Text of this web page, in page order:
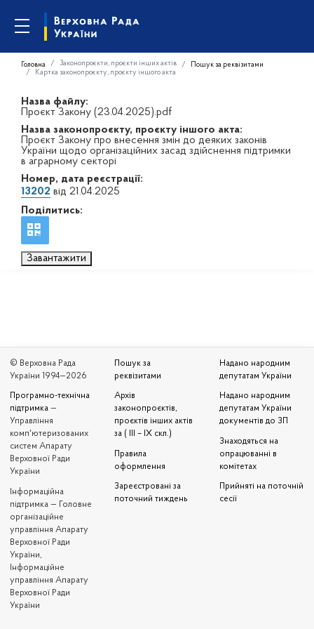
Головна Законопроєкти, проєкти інших актів
Пошук за реквізитами
Картка законопроєкту, проєкту іншого акта
Назва файлу:
Проєкт Закону (23.04.2025).pdf
Назва законопроєкту, проєкту іншого акта:
Проєкт Закону про внесення змін до деяких законів
України щодо організаційних засад здійснення підтримки
в аграрному секторі
Номер, дата реєстрації:
13202 від 21.04.2025
Поділитись:
Завантажити
© Верховна Рада
України 1994—2026
Програмно-технічна
підтримка —
Управління
комп'ютеризованих
систем Апарату
Верховної Ради
України
Iнформаційна
підтримка — Головне
організаційне
управління Апарату
Верховної Ради
України,
Інформаційне
управління Апарату
Верховної Ради
України
Пошук за
реквізитами
Архів
законопроєктів,
проєктів інших актів
за ( III – IX скл.)
Правила
оформлення
Зареєстровані за
поточний тиждень
Надано народним
депутатам України
Надано народним
депутатам України
документів до ЗП
Знаходяться на
опрацюванні в
комітетах
Прийняті на поточній
сесії